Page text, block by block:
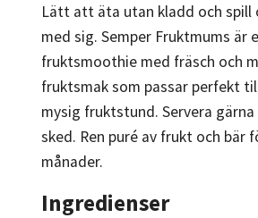
Lätt att äta utan kladd och spill
med sig. Semper Fruktmums är
fruktsmoothie med fräsch och
fruktsmak som passar perfekt
mysig fruktstund. Servera
sked. Ren puré av frukt och bär
månader.
Ingredienser